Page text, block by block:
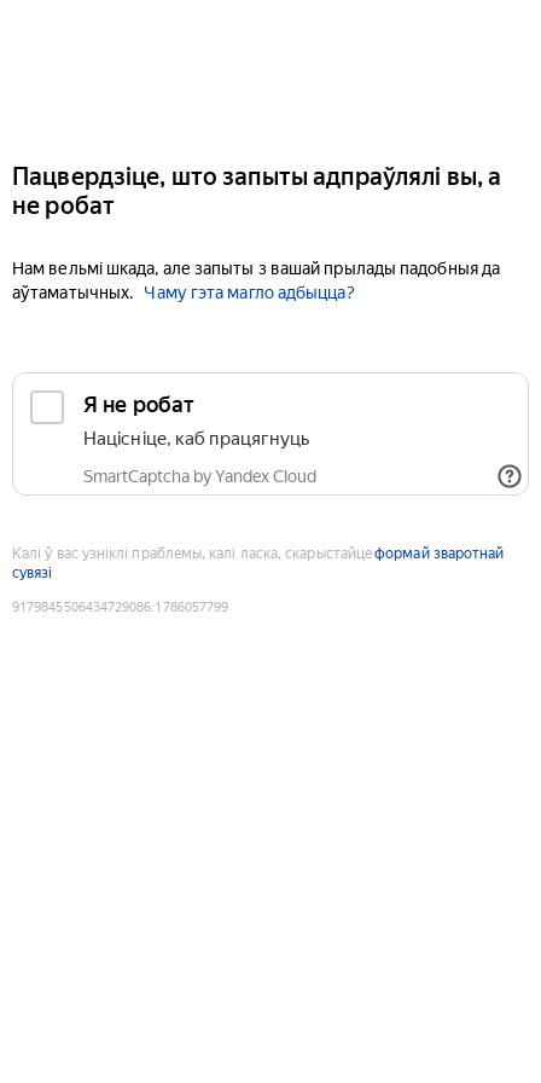
Пацвердзіце, што запыты адпраўлялі вы, а
не робат
Нам вельмі шкада, але запыты з вашай прылады падобныя да
аўтаматычных.
Чаму гэта магло адбыцца?
Я не робат
Націсніце, каб працягнуць
SmartCaptcha by Yandex Cloud
Калі ў вас узніклі праблемы, калі ласка, скарыстайцеформай зваротнай
сувязі
9179845506434729086:1786057799